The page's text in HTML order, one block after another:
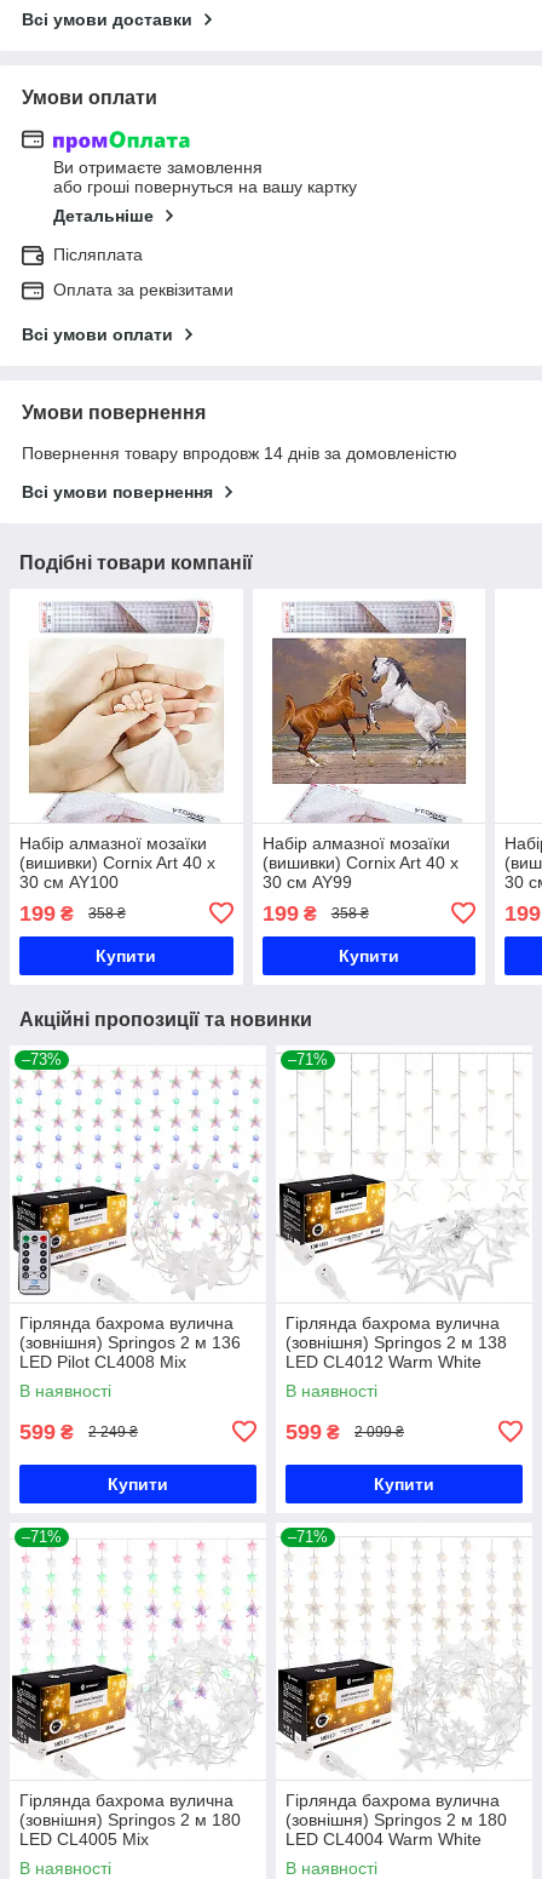
Всі умови доставки
Умови оплати
Ви отримаєте замовлення
або гроші повернуться на вашу картку
Детальніше
Післяплата
Оплата за реквізитами
Всі умови оплати
Умови повернення
Повернення товару впродовж 14 днів за домовленістю
Всі умови повернення
Подібні товари компанії
Набір алмазної мозаїки
(вишивки) Cornix Art 40 x
30 см AY100
199 ₴ 358 ₴
Купити
Набір алмазної мозаїки
(вишивки) Cornix Art 40 x
30 см AY99
199₴ 358 ₴
Купити
30
199
Акційні пропозиції та новинки
–73%
Гірлянда бахрома вулична
(зовнішня) Springos 2 м 136
LED Pilot CL4008 Mix
В наявності
599 ₴ 2 249 ₴
Купити
–71%
Гірлянда бахрома вулична
(зовнішня) Springos 2 м 138
LED CL4012 Warm White
В наявності
599 ₴ 2 099 ₴
Купити
–71%
Гірлянда бахрома вулична
(зовнішня) Springos 2 м 180
LED CL4005 Mix
В наявності
–71%
Гірлянда бахрома вулична
(зовнішня) Springos 2 м 180
LED CL4004 Warm White
В наявності